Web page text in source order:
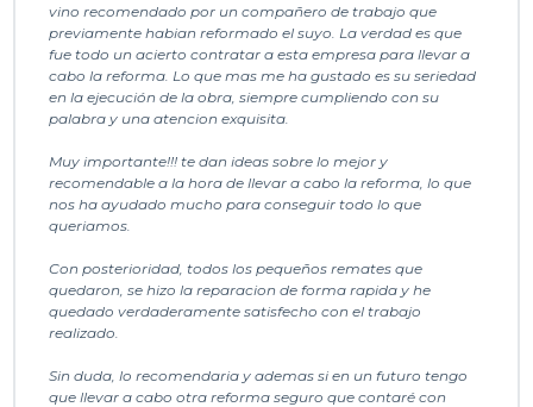
vino recomendado por un compañero de trabajo que
previamente habian reformado el suyo. La verdad es que
fue todo un acierto contratar a esta empresa para llevar a
cabo la reforma. Lo que mas me ha gustado es su seriedad
en la ejecución de la obra, siempre cumpliendo con su
palabra y una atencion exquisita.
Muy importante!!! te dan ideas sobre lo mejor y
recomendable a la hora de llevar a cabo la reforma, lo que
nos ha ayudado mucho para conseguir todo lo que
queriamos.
Con posterioridad, todos los pequeños remates que
quedaron, se hizo la reparacion de forma rapida y he
quedado verdaderamente satisfecho con el trabajo
realizado.
Sin duda, lo recomendaria y ademas si en un futuro tengo
que llevar a cabo otra reforma seguro que contaré con